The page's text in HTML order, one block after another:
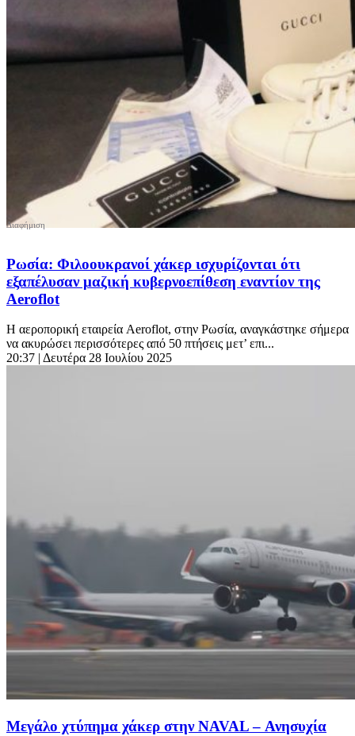
Ρωσία: Φιλοουκρανοί χάκερ ισχυρίζονται ότι
εξαπέλυσαν μαζική κυβερνοεπίθεση εναντίον της
Aeroflot
Η αεροπορική εταιρεία Aeroflot, στην Ρωσία, αναγκάστηκε σήμερα
να ακυρώσει περισσότερες από 50 πτήσεις μετ’ επι...
20:37 | Δευτέρα 28 Ιουλίου 2025
Μεγάλο χτύπημα χάκερ στην NAVAL – Ανησυχία